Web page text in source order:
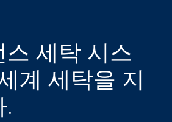
세탁 시스
계 세탁을 지